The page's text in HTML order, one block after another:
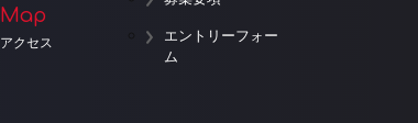
Map
アクセス
エントリーフォー
ム